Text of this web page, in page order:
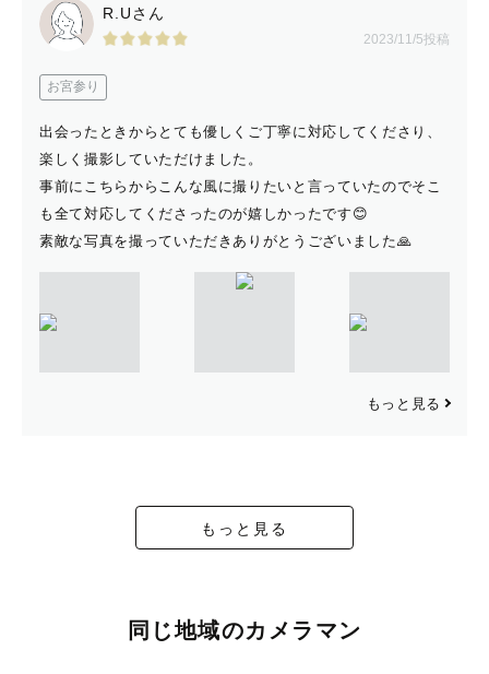
R.Uさん
2023/11/5投稿
お宮参り
出会ったときからとても優しくご丁寧に対応してくださり、
楽しく撮影していただけました。
事前にこちらからこんな風に撮りたいと言っていたのでそこ
も全て対応してくださったのが嬉しかったです😊
素敵な写真を撮っていただきありがとうございました🙏
もっと見る
もっと見る
同じ地域のカメラマン